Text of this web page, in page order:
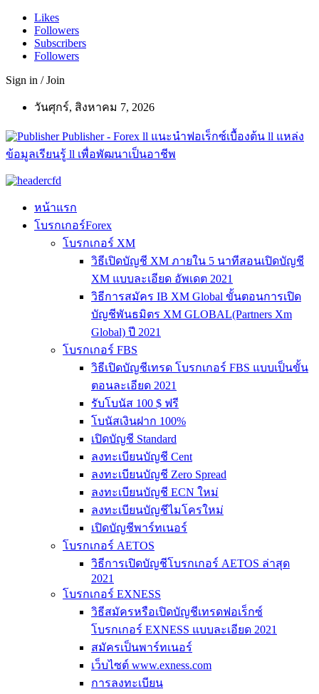
Likes
Followers
Subscribers
Followers
Sign in / Join
วันศุกร์, สิงหาคม 7, 2026
Publisher - Forex ll แนะนำฟอเร็กซ์เบื้องต้น ll แหล่ง
ข้อมูลเรียนรู้ ll เพื่อพัฒนาเป็นอาชีพ
หน้าแรก
โบรกเกอร์Forex
โบรกเกอร์ XM
วิธีเปิดบัญชี XM ภายใน 5 นาทีสอนเปิดบัญชี
XM แบบละเอียด อัพเดต 2021
วิธีการสมัคร IB XM Global ขั้นตอนการเปิด
บัญชีพันธมิตร XM GLOBAL(Partners Xm
Global) ปี 2021
โบรกเกอร์ FBS
วิธีเปิดบัญชีเทรด โบรกเกอร์ FBS แบบเป็นขั้น
ตอนละเอียด 2021
รับโบนัส 100 $ ฟรี
โบนัสเงินฝาก 100%
เปิดบัญชี Standard
ลงทะเบียนบัญชี Cent
ลงทะเบียนบัญชี Zero Spread
ลงทะเบียนบัญชี ECN ใหม่
ลงทะเบียนบัญชีไมโครใหม่
เปิดบัญชีพาร์ทเนอร์
โบรกเกอร์ AETOS
วิธีการเปิดบัญชีโบรกเกอร์ AETOS ล่าสุด
2021
โบรกเกอร์ EXNESS
วิธีสมัครหรือเปิดบัญชีเทรดฟอเร็กซ์
โบรกเกอร์ EXNESS แบบละเอียด 2021
สมัครเป็นพาร์ทเนอร์
เว็บไซต์ www.exness.com
การลงทะเบียน